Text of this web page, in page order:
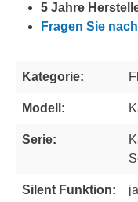
5 Jahre
Fragen Sie
Kategorie:
Modell:
Serie:
Silent Funktion: ja